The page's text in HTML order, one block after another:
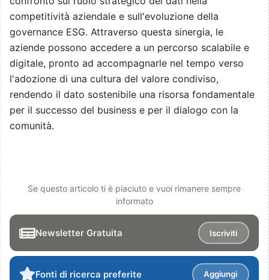
competitività aziendale e sull'evoluzione della
governance ESG. Attraverso questa sinergia, le
aziende possono accedere a un percorso scalabile e
digitale, pronto ad accompagnarle nel tempo verso
l'adozione di una cultura del valore condiviso,
rendendo il dato sostenibile una risorsa fondamentale
per il successo del business e per il dialogo con la
comunità.
Se questo articolo ti è piaciuto e vuoi rimanere sempre
informato
Newsletter Gratuita Iscriviti
Fonti di ricerca preferite Aggiungi